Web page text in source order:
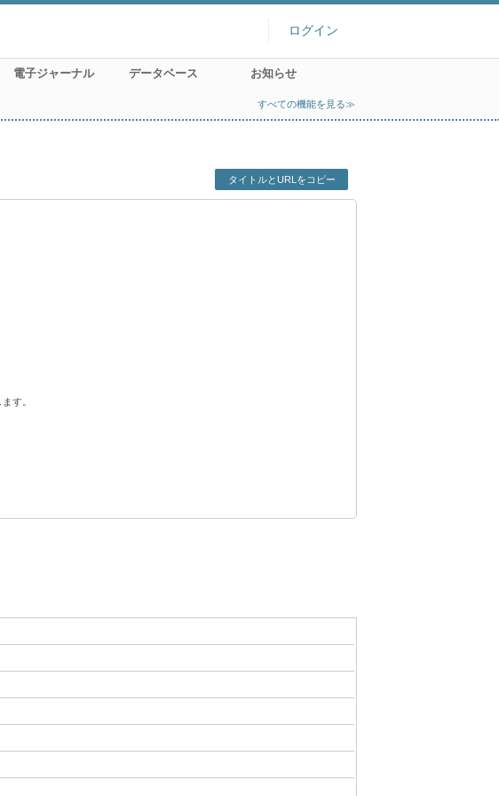
ログイン
電子ジャーナル データベース お知らせ
すべての機能を見る≫
タイトルとURLをコピー
す。